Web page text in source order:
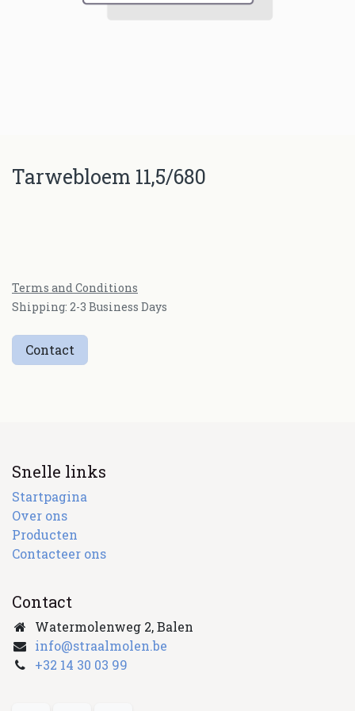
Tarwebloem 11,5/680
Terms and Conditions
Shipping: 2-3 Business Days
Contact
Snelle links
Startpagina
Over ons
Producten
Contacteer ons
Contact
Watermolenweg 2, Balen
info@straalmolen.be
+32 14 30 03 99